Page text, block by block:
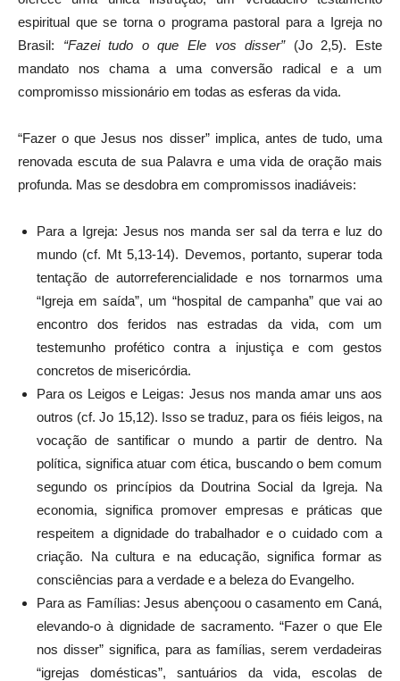
espiritual que se torna o programa pastoral para a Igreja no
Brasil: “Fazei tudo o que Ele vos disser”(Jo 2,5). Este
mandato nos chama a uma conversão radical e a um
compromisso missionário em todas as esferas da vida.
“Fazer o que Jesus nos disser” implica, antes de tudo, uma
renovada escuta de sua Palavra e uma vida de oração mais
profunda. Mas se desdobra em compromissos inadiáveis:
Para a Igreja: Jesus nos manda ser sal da terra e luz do
mundo (cf. Mt 5,13-14). Devemos, portanto, superar toda
tentação de autorreferencialidade e nos tornarmos uma
“Igreja em saída”, um “hospital de campanha” que vai ao
encontro dos feridos nas estradas da vida, com um
testemunho profético contra a injustiça e com gestos
concretos de misericórdia.
Para os Leigos e Leigas: Jesus nos manda amar uns aos
outros (cf. Jo 15,12). Isso se traduz, para os fiéis leigos, na
vocação de santificar o mundo a partir de dentro. Na
política, significa atuar com ética, buscando o bem comum
segundo os princípios da Doutrina Social da Igreja. Na
economia, significa promover empresas e práticas que
respeitem a dignidade do trabalhador e o cuidado com a
criação. Na cultura e na educação, significa formar as
consciências para a verdade e a beleza do Evangelho.
Para as Famílias: Jesus abençoou o casamento em Caná,
elevando-o à dignidade de sacramento. “Fazer o que Ele
nos disser” significa, para as famílias, serem verdadeiras
“igrejas domésticas”, santuários da vida, escolas de